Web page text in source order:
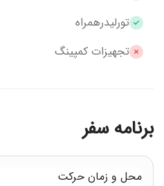
تورلیدرهمراه
تجهیزات کمپینگ
برنامه سفر
محل و زمان حرکت